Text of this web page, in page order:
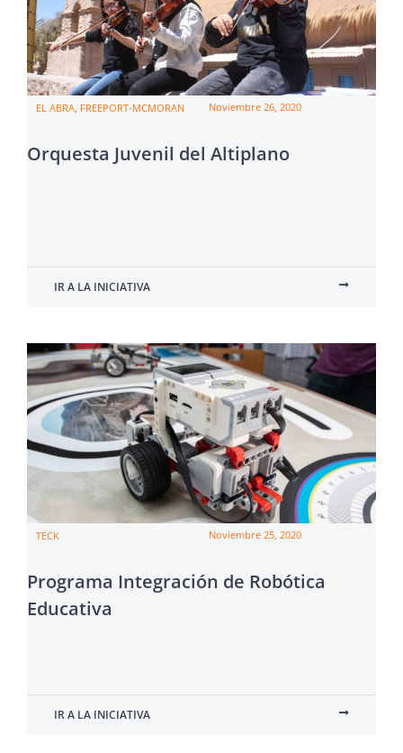
EL ABRA, FREEPORT-MCMORAN Noviembre 26, 2020
Orquesta Juvenil del Altiplano
IR A LA INICIATIVA
TECK Noviembre 25, 2020
Programa Integración de Robótica
Educativa
IR A LA INICIATIVA